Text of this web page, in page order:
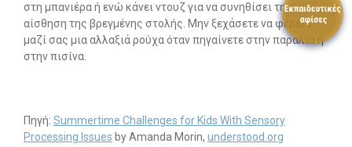
στη μπανιέρα ή ενώ κάνει ντουζ για να συνηθίσει την
αίσθηση της βρεγμένης στολής. Μην ξεχάσετε να φέρετε
μαζί σας μια αλλαξιά ρούχα όταν πηγαίνετε στην παραλία ή
στην πισίνα.
Πηγή: Summertime Challenges for Kids With Sensory
Processing Issues by Amanda Morin, understood.org